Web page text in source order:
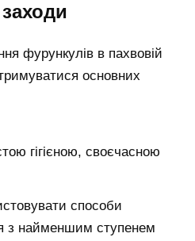
фурункулів в пахвовій
основних
гігієною, своєчасною
способи
з найменшим ступенем